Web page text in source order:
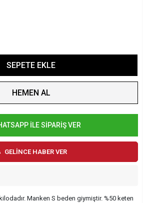
SEPETE EKLE
HEMEN AL
İLE SİPARİŞ VER
GELİNCE HABER VER
Manken S beden giymiştir. %50 keten